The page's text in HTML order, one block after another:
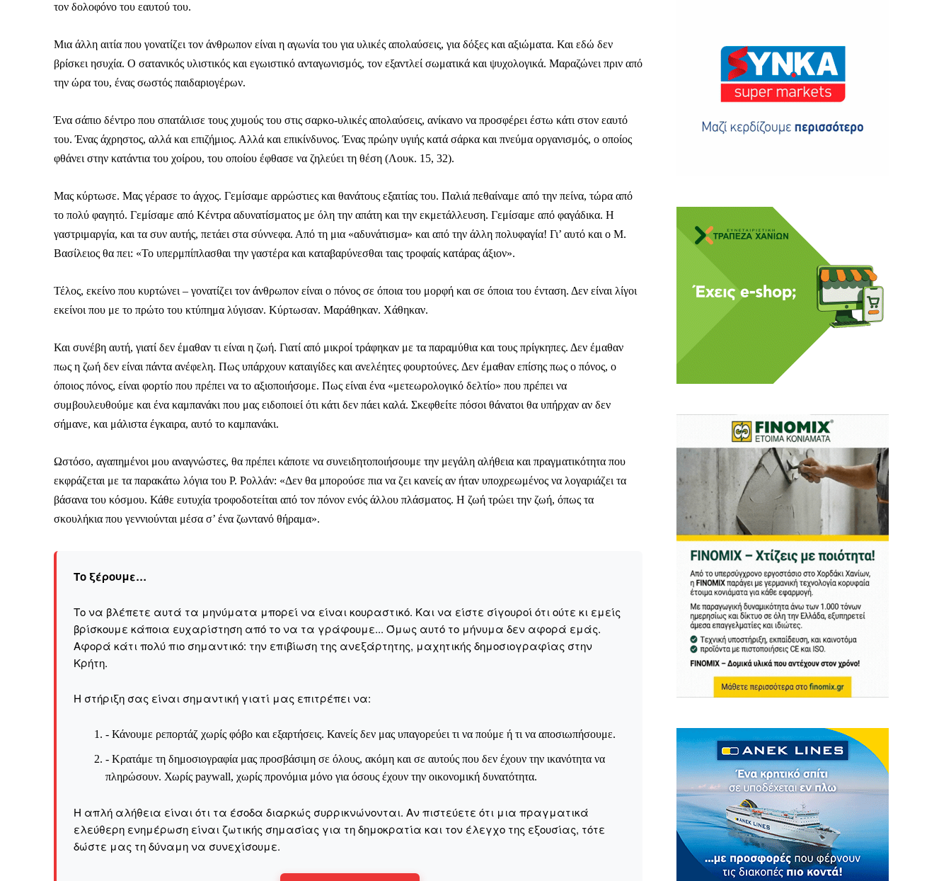
ΕΓΓΡΑΦΕΙΤΕ
Ποιοι είμαστε
Το ξέρουμε…
Το να βλέπετε αυτά τα μηνύματα μπορεί να είναι κουραστικό. Και να είστε σίγουροί ότι ούτε κι εμείς
βρίσκουμε κάποια ευχαρίστηση από το να τα γράφουμε... Όμως αυτό το μήνυμα δεν αφορά εμάς. Αφορά κάτι
πολύ πιο σημαντικό: την επιβίωση της ανεξάρτητης, μαχητικής δημοσιογραφίας στην Kρήτη.
Η στήριξη σας είναι σημαντική γιατί μας επιτρέπει να:
- Κάνουμε ρεπορτάζ χωρίς φόβο και εξαρτήσεις. Κανείς δεν μας υπαγορεύει τι να πούμε ή τι να
αποσιωπήσουμε.
ικανότητα να πληρώσουν. Χωρίς paywall, χωρίς προνόμια μόνο για όσους έχουν την οικονομική δυνατότητα.
Η απλή αλήθεια είναι ότι τα έσοδα διαρκώς συρρικνώνονται. Αν πιστεύετε ότι μια πραγματικά ελεύθερη
ενημέρωση είναι ζωτικής σημασίας για τη δημοκρατία και τον έλεγχο της εξουσίας, τότε δώστε μας τη δύναμη
να συνεχίσουμε.
τον δολοφόνο του εαυτού του.
Μια άλλη αιτία που γονατίζει τον άνθρωπον είναι η αγωνία του για υλικές απολαύσεις, για δόξες και αξιώματα. Και εδώ δεν
βρίσκει ησυχία. Ο σατανικός υλιστικός και εγωιστικό ανταγωνισμός, τον εξαντλεί σωματικά και ψυχολογικά. Μαραζώνει πριν από
την ώρα του, ένας σωστός παιδαριογέρων.
Ένα σάπιο δέντρο που σπατάλισε τους χυμούς του στις σαρκο-υλικές απολαύσεις, ανίκανο να προσφέρει έστω κάτι στον εαυτό
του. Ένας άχρηστος, αλλά και επιζήμιος. Αλλά και επικίνδυνος. Ένας πρώην υγιής κατά σάρκα και πνεύμα οργανισμός, ο οποίος
φθάνει στην κατάντια του χοίρου, του οποίου έφθασε να ζηλεύει τη θέση (Λουκ. 15, 32).
Μας κύρτωσε. Μας γέρασε το άγχος. Γεμίσαμε αρρώστιες και θανάτους εξαιτίας του. Παλιά πεθαίναμε από την πείνα, τώρα από
το πολύ φαγητό. Γεμίσαμε από Κέντρα αδυνατίσματος με όλη την απάτη και την εκμετάλλευση. Γεμίσαμε από φαγάδικα. Η
γαστριμαργία, και τα συν αυτής, πετάει στα σύννεφα. Από τη μια «αδυνάτισμα» και από την άλλη πολυφαγία! Γι’ αυτό και ο Μ.
Βασίλειος θα πει: «Το υπερμπίπλασθαι την γαστέρα και καταβαρύνεσθαι ταις τροφαίς κατάρας άξιον».
Τέλος, εκείνο που κυρτώνει – γονατίζει τον άνθρωπον είναι ο πόνος σε όποια του μορφή και σε όποια του ένταση. Δεν είναι λίγοι
εκείνοι που με το πρώτο του κτύπημα λύγισαν. Κύρτωσαν. Μαράθηκαν. Χάθηκαν.
Και συνέβη αυτή, γιατί δεν έμαθαν τι είναι η ζωή. Γιατί από μικροί τράφηκαν με τα παραμύθια και τους πρίγκηπες. Δεν έμαθαν
πως η ζωή δεν είναι πάντα ανέφελη. Πως υπάρχουν καταιγίδες και ανελέητες φουρτούνες. Δεν έμαθαν επίσης πως ο πόνος, ο
όποιος πόνος, είναι φορτίο που πρέπει να το αξιοποιήσομε. Πως είναι ένα «μετεωρολογικό δελτίο» που πρέπει να
συμβουλευθούμε και ένα καμπανάκι που μας ειδοποιεί ότι κάτι δεν πάει καλά. Σκεφθείτε πόσοι θάνατοι θα υπήρχαν αν δεν
σήμανε, και μάλιστα έγκαιρα, αυτό το καμπανάκι.
Ωστόσο, αγαπημένοι μου αναγνώστες, θα πρέπει κάποτε να συνειδητοποιήσουμε την μεγάλη αλήθεια και πραγματικότητα που
εκφράζεται με τα παρακάτω λόγια του Ρ. Ρολλάν: «Δεν θα μπορούσε πια να ζει κανείς αν ήταν υποχρεωμένος να λογαριάζει τα
βάσανα του κόσμου. Κάθε ευτυχία τροφοδοτείται από τον πόνον ενός άλλου πλάσματος. Η ζωή τρώει την ζωή, όπως τα
σκουλήκια που γεννιούνται μέσα σ’ ένα ζωντανό θήραμα».
Το ξέρουμε…
Το να βλέπετε αυτά τα μηνύματα μπορεί να είναι κουραστικό. Και να είστε σίγουροί ότι ούτε κι εμείς
βρίσκουμε κάποια ευχαρίστηση από το να τα γράφουμε... Όμως αυτό το μήνυμα δεν αφορά εμάς.
Αφορά κάτι πολύ πιο σημαντικό: την επιβίωση της ανεξάρτητης, μαχητικής δημοσιογραφίας στην
Kρήτη.
Η στήριξη σας είναι σημαντική γιατί μας επιτρέπει να:
- Κάνουμε ρεπορτάζ χωρίς φόβο και εξαρτήσεις. Κανείς δεν μας υπαγορεύει τι να πούμε ή τι να αποσιωπήσουμε.
- Κρατάμε τη δημοσιογραφία μας προσβάσιμη σε όλους, ακόμη και σε αυτούς που δεν έχουν την ικανότητα να
πληρώσουν. Χωρίς paywall, χωρίς προνόμια μόνο για όσους έχουν την οικονομική δυνατότητα.
Η απλή αλήθεια είναι ότι τα έσοδα διαρκώς συρρικνώνονται. Αν πιστεύετε ότι μια πραγματικά
ελεύθερη ενημέρωση είναι ζωτικής σημασίας για τη δημοκρατία και τον έλεγχο της εξουσίας, τότε
δώστε μας τη δύναμη να συνεχίσουμε.